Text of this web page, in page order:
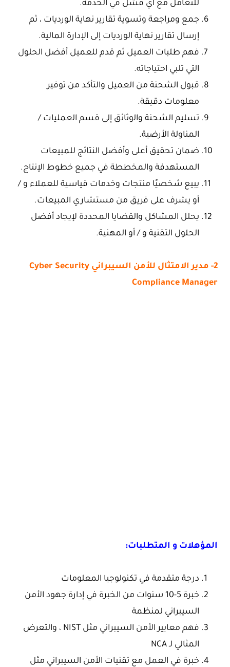
للتعامل مع أي فشل في الخدمة.
جمع ومراجعة وتسوية تقارير نهاية الورديات ، ثم
إرسال تقارير نهاية الورديات إلى الإدارة المالية.
فهم طلبات العميل ثم قدم للعميل أفضل الحلول
التي تلبي احتياجاته.
قبول الشحنة من العميل والتأكد من توفير
معلومات دقيقة.
تسليم الشحنة والوثائق إلى قسم العمليات /
المناولة الأرضية.
ضمان تحقيق أعلى وأفضل النتائج للمبيعات
المستهدفة والمخططة في جميع خطوط الإنتاج.
يبيع شخصيًا منتجات وخدمات قياسية للعملاء و /
أو يشرف على فريق من مستشاري المبيعات.
يحلل المشاكل والقضايا المحددة لإيجاد أفضل
الحلول التقنية و / أو المهنية.
2- مدير الامتثال للأمن السيبراني Cyber Security
Compliance Manager
المؤهلات و المتطلبات:
درجة متقدمة في تكنولوجيا المعلومات
خبرة 5-10 سنوات من الخبرة في إدارة جهود الأمن
السيبراني لمنظمة
فهم معايير الأمن السيبراني مثل NIST ، والتعرض
المثالي لـ NCA
خبرة في العمل مع تقنيات الأمن السيبراني مثل